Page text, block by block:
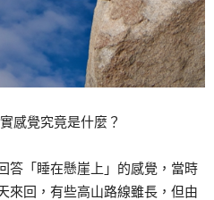
感覺究竟是什麼？
答「睡在懸崖上」的感覺，當時
來回，有些高山路線雖長，但由